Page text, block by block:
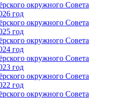
окружного Совета
год
окружного Совета
год
окружного Совета
год
окружного Совета
год
окружного Совета
год
окружного Совета